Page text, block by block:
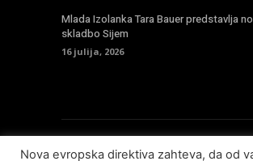
Mlada Izolanka Tara Bauer predstavlja
skladbo Sijem
16 julija, 2026
Nova evropska direktiva zahteva, da od